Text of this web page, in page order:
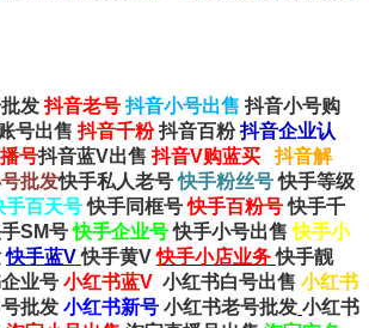
发 抖音老号 抖音小号出售 抖音小号购
号出售 抖音千粉 抖音百粉 抖音企业认
号抖音蓝V出售 抖音V购蓝买
抖音解
批发快手私人老号 快手粉丝号 快手等级
手百天号 快手同框号 快手百粉号 快手千
SM号 快手企业号 快手小号出售 快手小
快手蓝V 快手黄V快手小店业务 快手靓
业号 小红书蓝V 小红书白号出售 小红书
批发 小红书新号 小红书老号批发 小红书